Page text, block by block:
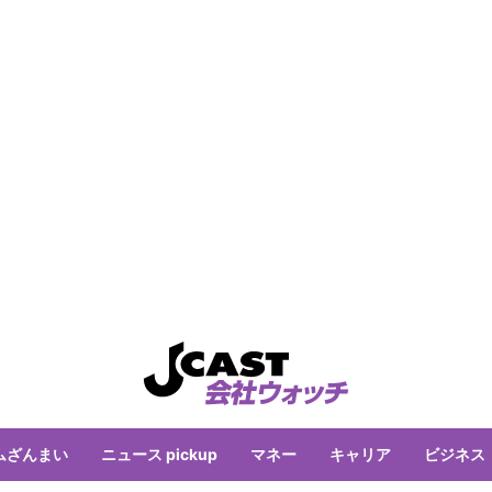
ざんまい ニュース pickup マネー キャリア ビジネス